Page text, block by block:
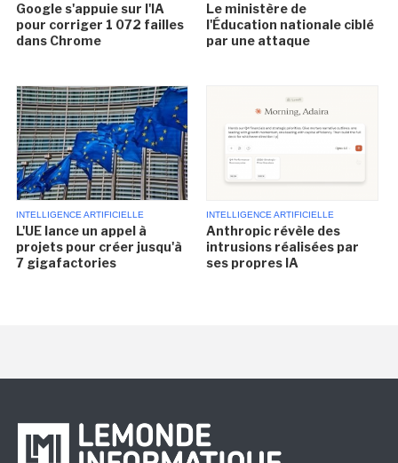
Google s'appuie sur l'IA
pour corriger 1 072 failles
dans Chrome
Le ministère de
l'Éducation nationale ciblé
par une attaque
INTELLIGENCE ARTIFICIELLE
L'UE lance un appel à
projets pour créer jusqu'à
7 gigafactories
INTELLIGENCE ARTIFICIELLE
Anthropic révèle des
intrusions réalisées par
ses propres IA